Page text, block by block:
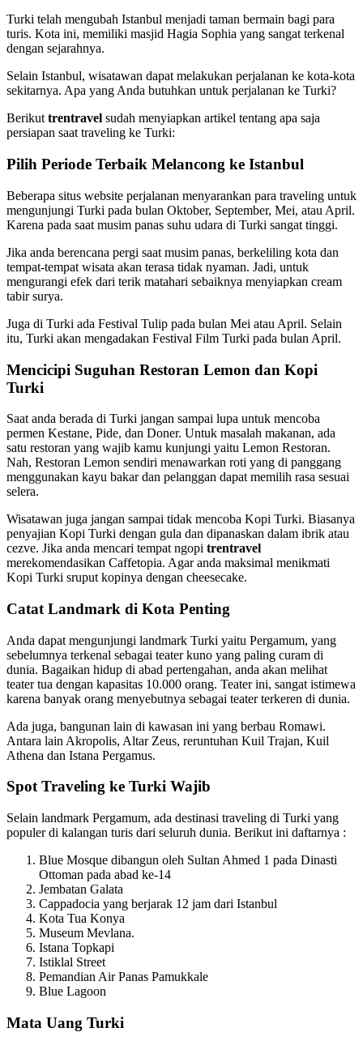
Turki telah mengubah Istanbul menjadi taman bermain bagi para
turis. Kota ini, memiliki masjid Hagia Sophia yang sangat terkenal
dengan sejarahnya.
Selain Istanbul, wisatawan dapat melakukan perjalanan ke kota-kota
sekitarnya. Apa yang Anda butuhkan untuk perjalanan ke Turki?
Berikut trentravel sudah menyiapkan artikel tentang apa saja
persiapan saat traveling ke Turki:
Pilih Periode Terbaik Melancong ke Istanbul
Beberapa situs website perjalanan menyarankan para traveling untuk
mengunjungi Turki pada bulan Oktober, September, Mei, atau April.
Karena pada saat musim panas suhu udara di Turki sangat tinggi.
Jika anda berencana pergi saat musim panas, berkeliling kota dan
tempat-tempat wisata akan terasa tidak nyaman. Jadi, untuk
mengurangi efek dari terik matahari sebaiknya menyiapkan cream
tabir surya.
Juga di Turki ada Festival Tulip pada bulan Mei atau April. Selain
itu, Turki akan mengadakan Festival Film Turki pada bulan April.
Mencicipi Suguhan Restoran Lemon dan Kopi
Turki
Saat anda berada di Turki jangan sampai lupa untuk mencoba
permen Kestane, Pide, dan Doner. Untuk masalah makanan, ada
satu restoran yang wajib kamu kunjungi yaitu Lemon Restoran.
Nah, Restoran Lemon sendiri menawarkan roti yang di panggang
menggunakan kayu bakar dan pelanggan dapat memilih rasa sesuai
selera.
Wisatawan juga jangan sampai tidak mencoba Kopi Turki. Biasanya
penyajian Kopi Turki dengan gula dan dipanaskan dalam ibrik atau
cezve. Jika anda mencari tempat ngopi trentravel
merekomendasikan Caffetopia. Agar anda maksimal menikmati
Kopi Turki sruput kopinya dengan cheesecake.
Catat Landmark di Kota Penting
Anda dapat mengunjungi landmark Turki yaitu Pergamum, yang
sebelumnya terkenal sebagai teater kuno yang paling curam di
dunia. Bagaikan hidup di abad pertengahan, anda akan melihat
teater tua dengan kapasitas 10.000 orang. Teater ini, sangat istimewa
karena banyak orang menyebutnya sebagai teater terkeren di dunia.
Ada juga, bangunan lain di kawasan ini yang berbau Romawi.
Antara lain Akropolis, Altar Zeus, reruntuhan Kuil Trajan, Kuil
Athena dan Istana Pergamus.
Spot Traveling ke Turki Wajib
Selain landmark Pergamum, ada destinasi traveling di Turki yang
populer di kalangan turis dari seluruh dunia. Berikut ini daftarnya :
Blue Mosque dibangun oleh Sultan Ahmed 1 pada Dinasti
Ottoman pada abad ke-14
Jembatan Galata
Cappadocia yang berjarak 12 jam dari Istanbul
Kota Tua Konya
Museum Mevlana.
Istana Topkapi
Istiklal Street
Pemandian Air Panas Pamukkale
Blue Lagoon
Mata Uang Turki